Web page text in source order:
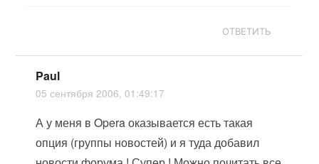
ОТВЕТИТЬ
Paul
05 сентября 2006, 01:49:17
А у меня в Opera оказывается есть такая
опция (группы новостей) и я туда добавил